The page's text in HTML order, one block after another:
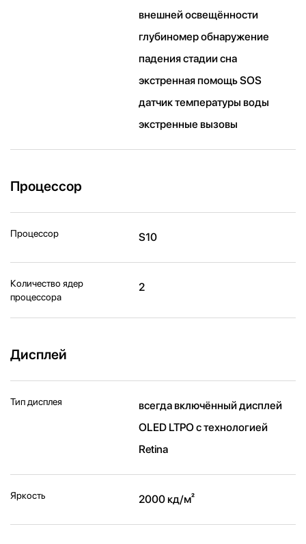
внешней освещённости
глубиномер обнаружение
падения стадии сна
экстренная помощь SOS
датчик температуры воды
экстренные вызовы
Процессор
Процессор S10
Количество ядер
процессора
2
Дисплей
Тип дисплея
всегда включённый дисплей
OLED LTPO с технологией
Retina
Яркость 2000 кд/ м²